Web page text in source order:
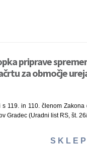
priprave
za območje
119. in 110. členom
Gradec (Uradni list RS, št.
S K L E P